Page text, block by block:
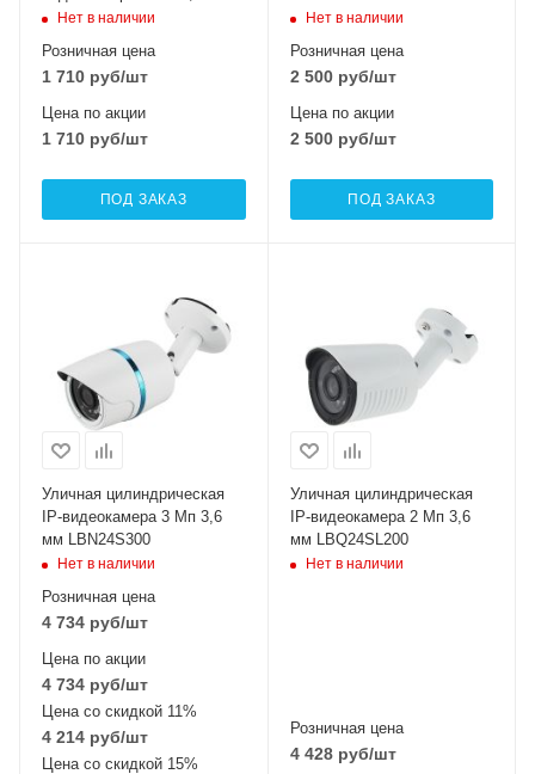
LIRDNHTC200FSL
Нет в наличии
Розничная цена
1 710 руб/шт
Цена по акции
1 710 руб/шт
ПОД ЗАКАЗ
Нет в наличии
Розничная цена
2 500руб/шт
Цена по акции
2 500руб/шт
ПОД ЗАКАЗ
Уличная цилиндрическая
IP-видеокамера 3 Мп 3,6
мм LBN24S300
Нет в наличии
Розничная цена
4 734 руб/шт
Цена по акции
4 734 руб/шт
Цена со скидкой 11%
4 214 руб/шт
Цена со скидкой 15%
Уличная цилиндрическая
IP-видеокамера 2 Мп 3,6
мм LBQ24SL200
Нет в наличии
Розничная цена
4 428руб/шт